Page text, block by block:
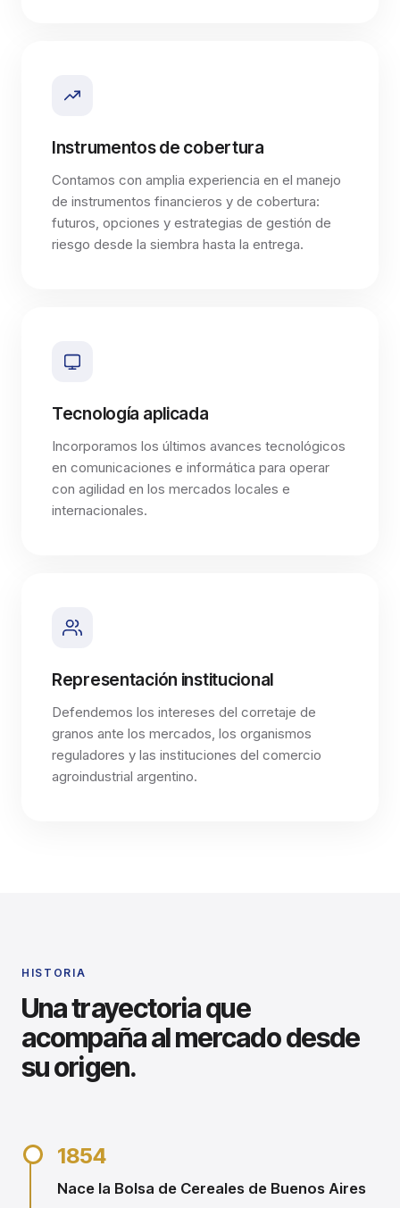
Instrumentos de cobertura
Contamos con amplia experiencia en el manejo
de instrumentos financieros y de cobertura:
futuros, opciones y estrategias de gestión de
riesgo desde la siembra hasta la entrega.
Tecnología aplicada
Incorporamos los últimos avances tecnológicos
en comunicaciones e informática para operar
con agilidad en los mercados locales e
internacionales.
Representación institucional
Defendemos los intereses del corretaje de
granos ante los mercados, los organismos
reguladores y las instituciones del comercio
agroindustrial argentino.
HISTORIA
Una trayectoria que
acompaña al mercado desde
su origen.
1854
Nace la Bolsa de Cereales de Buenos Aires